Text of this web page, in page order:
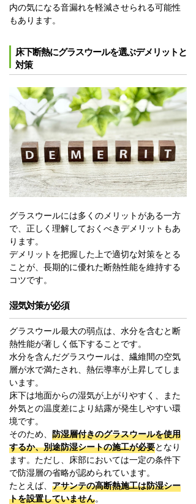
内の気になる音漏れを軽減させられる可能性
もあります。
床下断熱にグラスウールを選ぶデメリットと
対策
グラスウールには多くのメリットがある一方
で、正しく理解しておくべきデメリットもあ
ります。
デメリットを把握した上で適切な対策をとる
ことが、長期的に優れた断熱性能を維持する
コツです。
湿気対策が必須
グラスウール最大の弱点は、水分を含むと断
熱性能が著しく低下することです。
水分を含んだグラスウールは、繊維間の空気
層が水で満たされ、熱伝導率が上昇してしま
います。
床下は地面からの湿気が上がりやすく、また
外気との温度差により結露が発生しやすい環
境です。
そのため、 防湿層付きのグラスウールを使用
するか、別途防湿シートの施工が必要となり
ます。ただし、床部においては一定の条件下
で防湿層の省略が認められています。
たとえば、 アサンテの高断熱施工は防湿シー
トを設置していません。